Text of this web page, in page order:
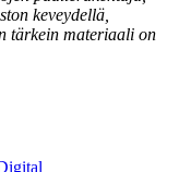
keveydellä,
tärkein materiaali on